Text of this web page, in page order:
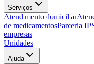
Serviços
Atendimento domiciliar
de medicamentosParceria
empresas
Unidades
Ajuda